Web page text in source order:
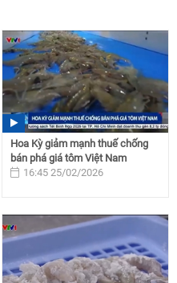
Hoa Kỳ giảm mạnh thuế chống
bán phá giá tôm Việt Nam
16:45 25/02/2026